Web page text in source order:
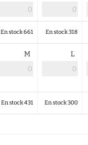
En stock 661 En stock 318
M L
En stock 431 En stock 300